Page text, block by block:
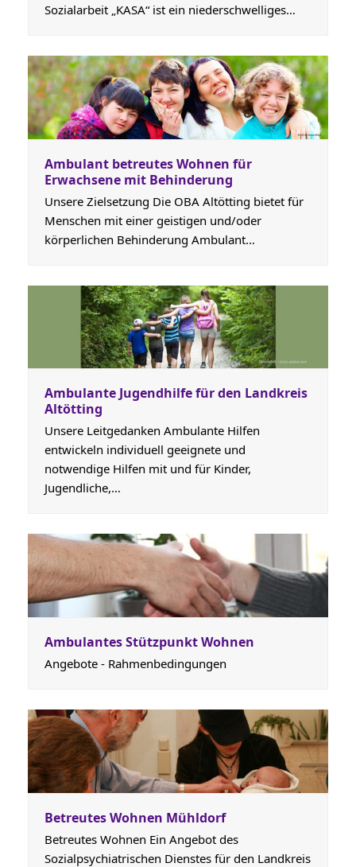
Sozialarbeit „KASA“ ist ein niederschwelliges…
Ambulant betreutes Wohnen für
Erwachsene mit Behinderung
Unsere Zielsetzung Die OBA Altötting bietet für
Menschen mit einer geistigen und/oder
körperlichen Behinderung Ambulant…
Ambulante Jugendhilfe für den Landkreis
Altötting
Unsere Leitgedanken Ambulante Hilfen
entwickeln individuell geeignete und
notwendige Hilfen mit und für Kinder,
Jugendliche,…
Ambulantes Stützpunkt Wohnen
Angebote - Rahmenbedingungen
Betreutes Wohnen Mühldorf
Betreutes Wohnen Ein Angebot des
Sozialpsychiatrischen Dienstes für den Landkreis